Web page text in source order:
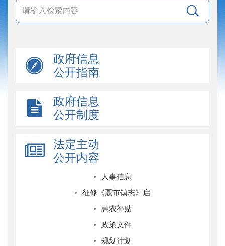
政府信息
公开指南
政府信息
公开制度
法定主动
公开内容
人事信息
征修《聂市镇志》启
惠农补贴
政策文件
规划计划